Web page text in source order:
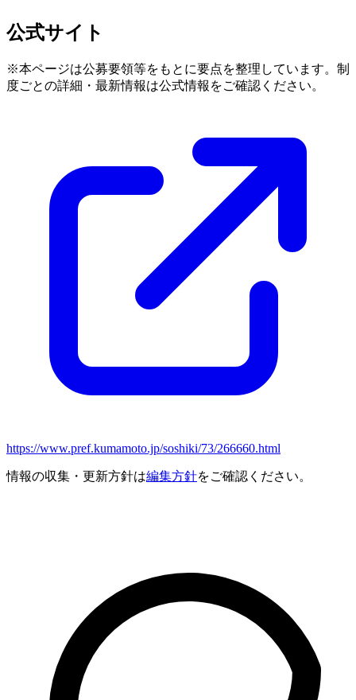
公式サイト
※本ページは公募要領等をもとに要点を整理しています。制
度ごとの詳細・最新情報は公式情報をご確認ください。
https://www.pref.kumamoto.jp/soshiki/73/266660.html
情報の収集・更新方針は編集方針をご確認ください。